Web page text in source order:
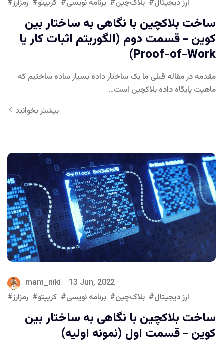
رمزارز
کریپتو برنامه نویسی بلاک‌چین ارز دیجیتال
ساخت بلاکچین با نگاهی به ساختار بین
کوین - قسمت دوم (الگوریتم اثبات کار یا
Proof-of-Work)
مقدمه در مقاله قبلی ما یک ساختار داده بسیار ساده ساختیم که
ماهیت پایگاه داده بلاکچین است…
بیشتر بخوانید
mam_niki
13 Jun, 2022
رمزارز
کریپتو برنامه نویسی بلاک‌چین ارز دیجیتال
ساخت بلاکچین با نگاهی به ساختار بین
کوین - قسمت اول (نمونه اولیه)